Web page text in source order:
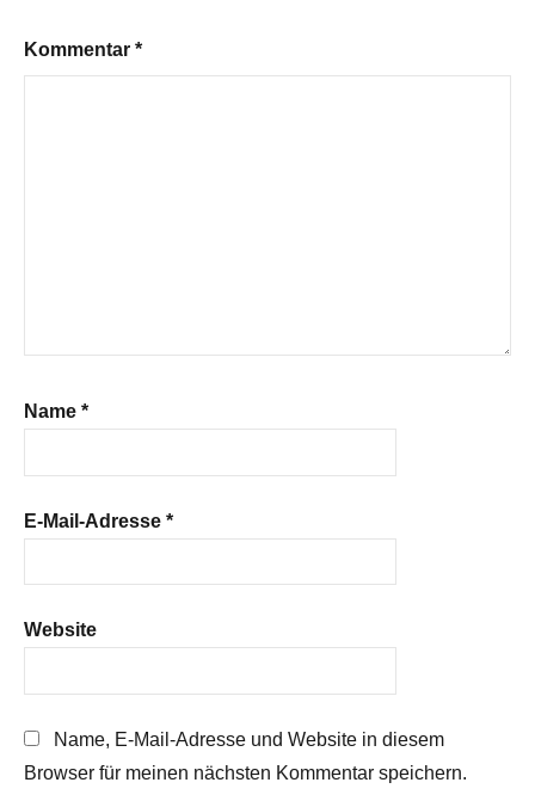
Kommentar *
Name *
E-Mail-Adresse *
Website
Name, E-Mail-Adresse und Website in diesem
Browser für meinen nächsten Kommentar speichern.